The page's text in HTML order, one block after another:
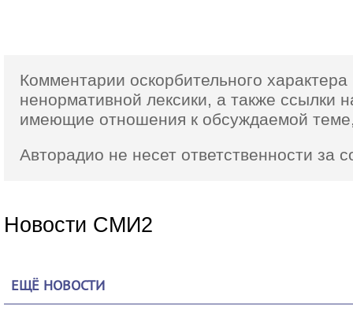
Комментарии оскорбительного
ненормативной лексики, а также ссылки
имеющие отношения к обсуждаемой
Авторадио не несет ответственности за
Новости СМИ2
ЕЩЁ НОВОСТИ